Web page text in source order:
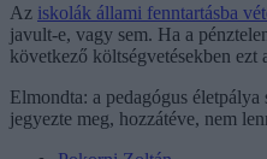
Az iskolák állami fenntartásba
javult-e, vagy sem. Ha a
következő költségvetésekben
Elmondta: a pedagógus
jegyezte meg, hozzátéve, nem